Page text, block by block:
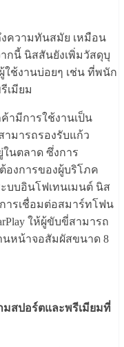
ความทันสมัย เหมือน
กนี้ นิสสันยังเพิ่มวัสดุบุ
ช้งานบ่อยๆ เช่น ที่พนัก
เมียม
ามีการใช้งานเป็น
มารถรองรับแก้ว
นตลาด ซึ่งการ
องการของผู้บริโภค
บบอินโฟเทนเมนต์ นิส
การเชื่อมต่อสมาร์ทโฟน
ให้ผู้ขับขี่สามารถ
หน้าจอสัมผัสขนาด 8
มสปอร์ตและพรีเมียมที่